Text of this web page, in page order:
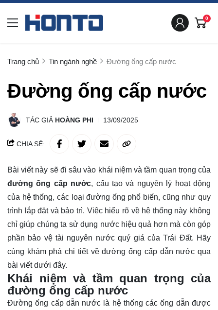
0
Trang chủ Tin ngành nghề Đường ống cấp nước
Đường ống cấp nước
TÁC GIẢ HOÀNG PHI 13/09/2025
CHIA SẺ:
Bài viết này sẽ đi sâu vào khái niệm và tầm quan trọng của
đường ống cấp nước, cấu tạo và nguyên lý hoạt động
của hệ thống, các loại đường ống phổ biến, cũng như quy
trình lắp đặt và bảo trì. Việc hiểu rõ về hệ thống này không
chỉ giúp chúng ta sử dụng nước hiệu quả hơn mà còn góp
phần bảo vệ tài nguyên nước quý giá của Trái Đất. Hãy
cùng khám phá chi tiết về đường ống cấp dẫn nước qua
bài viết dưới đây.
Khái niệm và tầm quan trọng của
đường ống cấp nước
Đường ống cấp dẫn nước là hệ thống các ống dẫn được